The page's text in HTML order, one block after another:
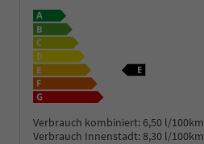
Verbrauch kombiniert: 6,50 l/100km
Verbrauch Innenstadt:8,30 l/100km